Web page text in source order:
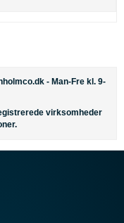
- Man-Fre kl. 9-
virksomheder